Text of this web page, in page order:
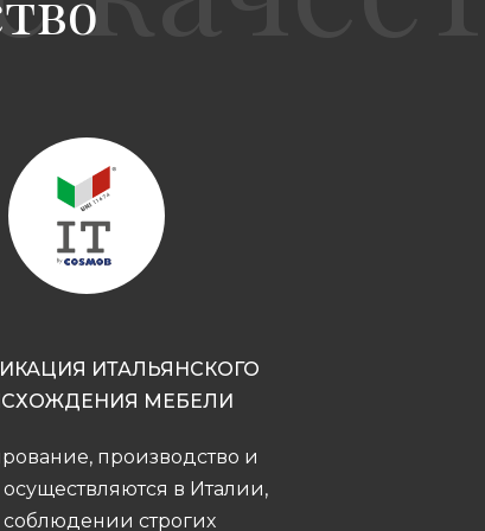
ИТАЛЬЯНСКОГО
МЕБЕЛИ
производство и
в Италии,
строгих